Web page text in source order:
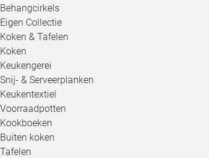
Behangcirkels
Eigen Collectie
Koken & Tafelen
Koken
Keukengerei
Snij- & Serveerplanken
Keukentextiel
Voorraadpotten
Kookboeken
Buiten koken
Tafelen